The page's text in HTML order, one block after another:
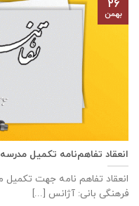
انعقاد تفاهم‌نامه تكميل مدرسه ٢ كلاسه، اسفراين، منطقه باغی
فرهنگی بانی: آژانس [...]
۲۶
بهمن